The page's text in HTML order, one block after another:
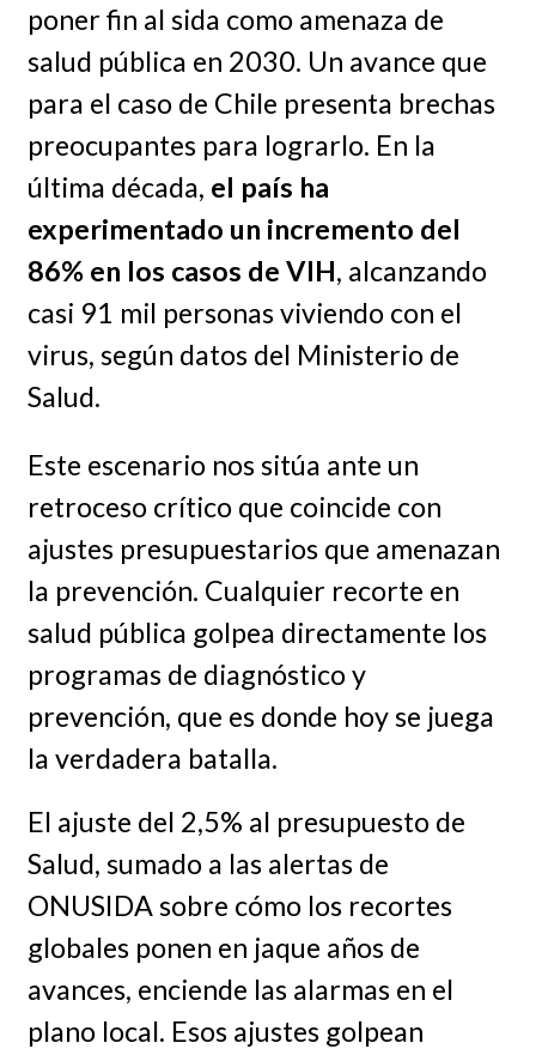
poner fin al sida como amenaza de
salud pública en 2030. Un avance que
para el caso de Chile presenta brechas
preocupantes para lograrlo. En la
última década, el país ha
experimentado un incremento del
86% en los casos de VIH, alcanzando
casi 91 mil personas viviendo con el
virus, según datos del Ministerio de
Salud.
Este escenario nos sitúa ante un
retroceso crítico que coincide con
ajustes presupuestarios que amenazan
la prevención. Cualquier recorte en
salud pública golpea directamente los
programas de diagnóstico y
prevención, que es donde hoy se juega
la verdadera batalla.
El ajuste del 2,5% al presupuesto de
Salud, sumado a las alertas de
ONUSIDA sobre cómo los recortes
globales ponen en jaque años de
avances, enciende las alarmas en el
plano local. Esos ajustes golpean